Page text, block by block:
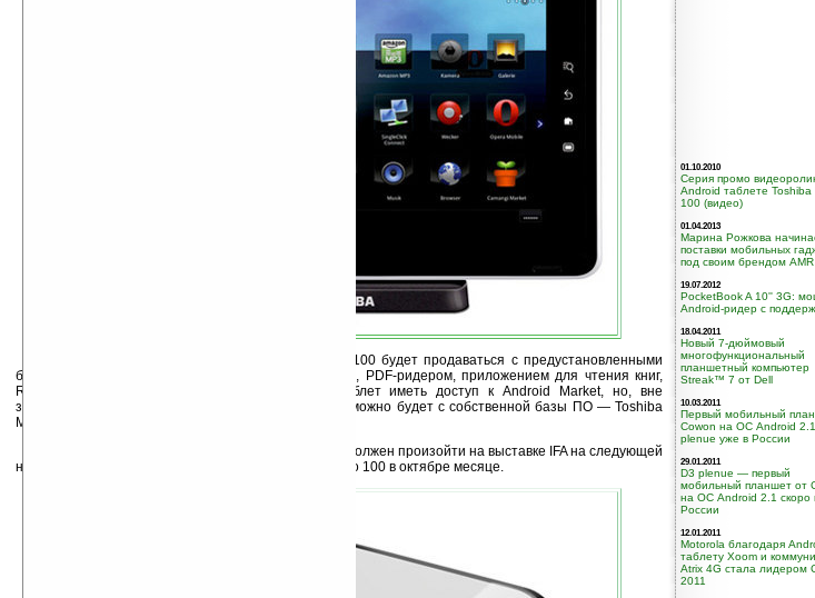
, Folio 100 будет продаваться с предустановленными
браузером Opera Mobile с поддержкой Adobe Flash, PDF-ридером, приложением для чтения книг,
RSS-ридером. Пока точно не ясно, будет ли таблет иметь доступ к Android Market, но, вне
зависимости от этого, скачать Android приложения можно будет с собственной базы ПО — Toshiba
Market.
Ожидается, что официальный анонс таблета должен произойти на выставке IFA на следующей
неделе с последующим началом продаж Toshiba Folio 100 в октябре месяце.
01.10.2010
Серия промо
Android таблете Toshiba
100 (видео)
01.04.2013
Марина Рожкова
поставки мобильных
под своим брендом AMR
19.07.2012
PocketBook A 10'' 3G:
Android-ридер с
18.04.2011
Новый 7-дюймовый
многофункциональный
планшетный компьютер
Streak™ 7 от Dell
10.03.2011
Первый мобильный
Cowon на ОС Android
plenue уже в России
29.01.2011
D3 plenue — первый
мобильный планшет от
на ОС Android 2.1 скоро
России
12.01.2011
Motorola благодаря
таблету Xoom и
Atrix 4G стала лидером
2011